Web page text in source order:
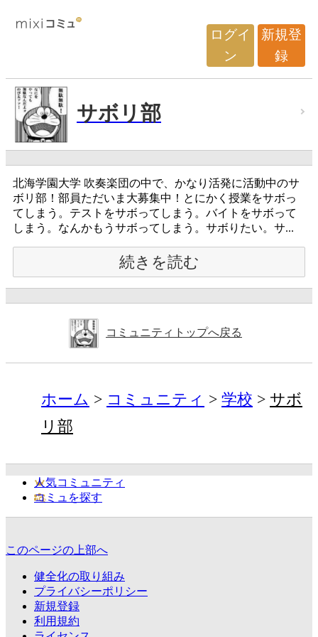
ログイ
ン
新規登
録
サボリ部
北海学園大学 吹奏楽団の中で、かなり活発に活動中のサ
ボリ部！部員ただいま大募集中！とにかく授業をサボっ
てしまう。テストをサボってしまう。バイトをサボって
しまう。なんかもうサボってしまう。サボりたい。サ...
続きを読む
コミュニティトップへ戻る
ホーム コミュニティ 学校
サボ
リ部
人気コミュニティ
コミュを探す
このページの上部へ
健全化の取り組み
プライバシーポリシー
新規登録
利用規約